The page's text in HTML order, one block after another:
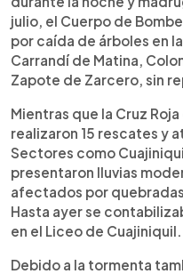
julio, el Cuerpo de
por caída de árboles en
Carrandí de Matina,
Zapote de Zarcero, sin
Mientras que la Cruz
realizaron 15 rescates y
Sectores como
presentaron lluvias
afectados por
Hasta ayer se
en el Liceo de Cuajiniquil.
Debido a la tormenta